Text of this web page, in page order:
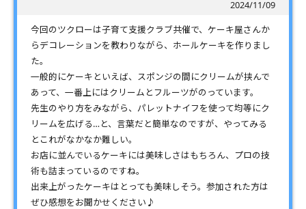
2024/11/09
今回のツクローは子育て支援クラブ共催で、ケーキ屋さんか
らデコレーションを教わりながら、ホールケーキを作りまし
た。
一般的にケーキといえば、スポンジの間にクリームが挟んで
あって、一番上にはクリームとフルーツがのっています。
先生のやり方をみながら、パレットナイフを使って均等にク
リームを広げる…と、言葉だと簡単なのですが、やってみる
とこれがなかなか難しい。
お店に並んでいるケーキには美味しさはもちろん、プロの技
術も詰まっているのですね。
出来上がったケーキはとっても美味しそう。参加された方は
ぜひ感想をお聞かせください♪